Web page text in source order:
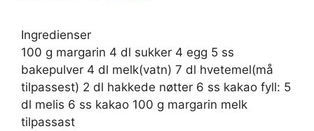
Ingredienser
100 g margarin 4 dl sukker 4 egg 5 ss
bakepulver 4 dl melk(vatn) 7 dl hvetemel(må
tilpassest) 2 dl hakkede nøtter 6 ss kakao fyll: 5
dl melis 6 ss kakao 100 g margarin melk
tilpassast